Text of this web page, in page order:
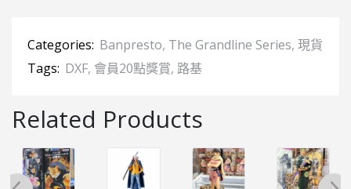
Categories: Banpresto, The Grandline Series, 現貨
Tags: DXF, 會員20點獎賞, 路基
Related Products